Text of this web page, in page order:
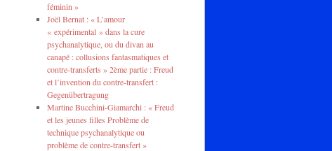
féminin »
Joël Bernat : « L’amour
« expérimental » dans la cure
psychanalytique, ou du divan au
canapé : collusions fantasmatiques et
contre-transferts » 2ème partie : Freud
et l’invention du contre-transfert :
Gegenübertragung
Martine Bucchini-Giamarchi : « Freud
et les jeunes filles Problème de
technique psychanalytique ou
problème de contre-transfert »